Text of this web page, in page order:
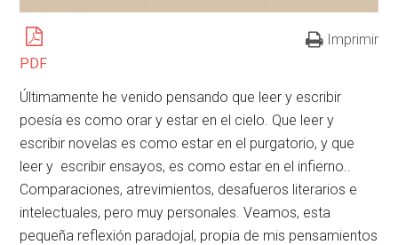
PDF
Imprimir
Últimamente he venido pensando que leer y escribir
poesía es como orar y estar en el cielo. Que leer y
escribir novelas es como estar en el purgatorio, y que
leer y escribir ensayos, es como estar en el infierno..
Comparaciones, atrevimientos, desafueros literarios e
intelectuales, pero muy personales. Veamos, esta
pequeña reflexión paradojal, propia de mis pensamientos